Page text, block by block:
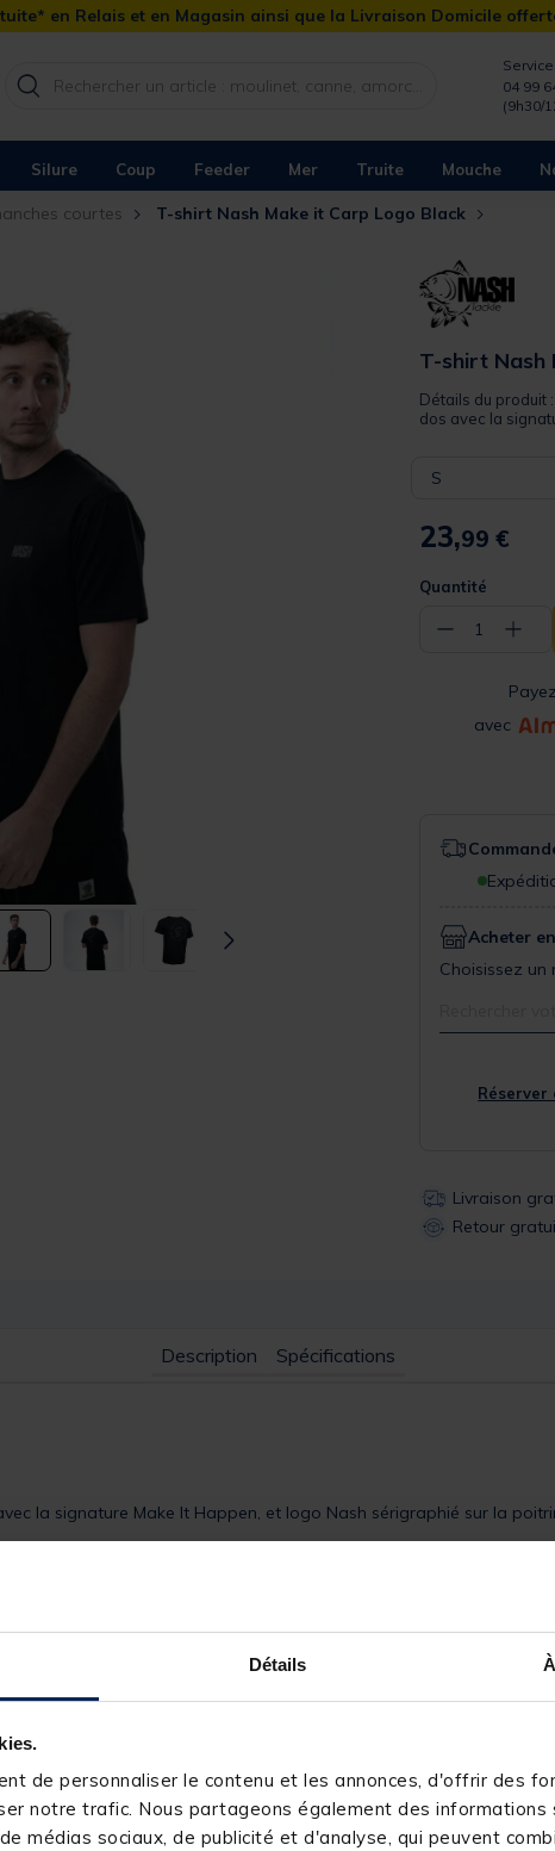
Détails
de personnaliser le contenu et les annonces, d'offrir des
notre trafic. Nous partageons également des informations
médias sociaux, de publicité et d'analyse, qui peuvent
en Relais et en Magasin ainsi que la Livraison Domicile
04 99
(9h30/
Silure Coup Feeder Mer Truite Mouche
courtes T-shirt Nash Make it Carp Logo Black
T-shirt Nash
Détails du produit
dos avec la
S
23,99 €
Quantité
− 1 +
avec
Acheter
Choisissez
Réserver
Livraison
Retour
Description Spécifications
la signature Make It Happen, et logo Nash sérigraphié sur la